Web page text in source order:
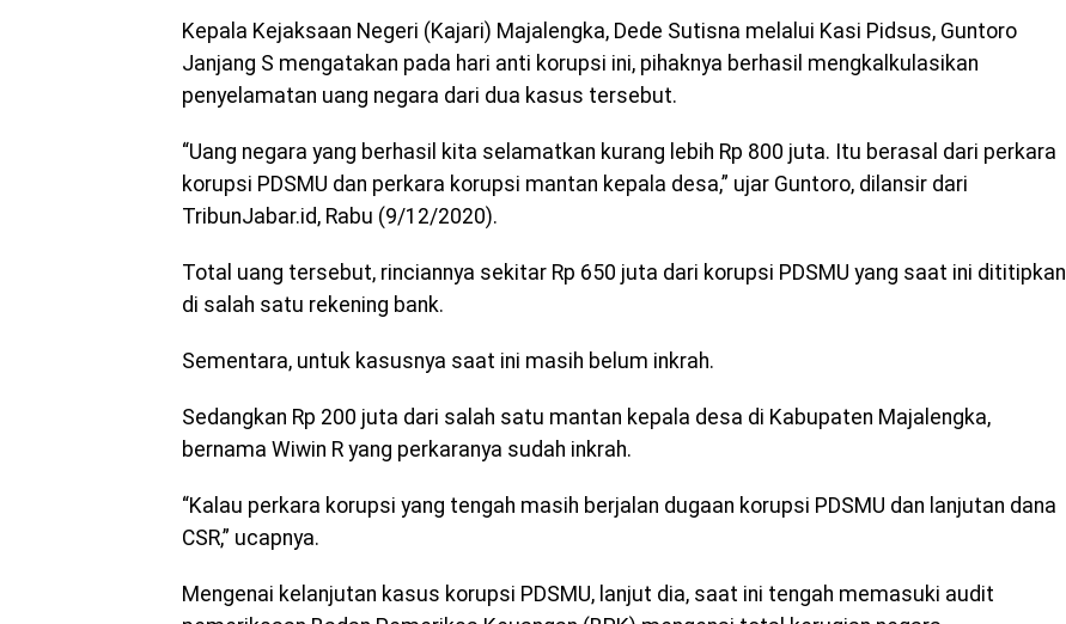
Kepala Kejaksaan Negeri (Kajari) Majalengka, Dede Sutisna melalui Kasi Pidsus, Guntoro
Janjang S mengatakan pada hari anti korupsi ini, pihaknya berhasil mengkalkulasikan
penyelamatan uang negara dari dua kasus tersebut.
“Uang negara yang berhasil kita selamatkan kurang lebih Rp 800 juta. Itu berasal dari perkara
korupsi PDSMU dan perkara korupsi mantan kepala desa,” ujar Guntoro, dilansir dari
TribunJabar.id, Rabu (9/12/2020).
Total uang tersebut, rinciannya sekitar Rp 650 juta dari korupsi PDSMU yang saat ini dititipkan
di salah satu rekening bank.
Sementara, untuk kasusnya saat ini masih belum inkrah.
Sedangkan Rp 200 juta dari salah satu mantan kepala desa di Kabupaten Majalengka,
bernama Wiwin R yang perkaranya sudah inkrah.
“Kalau perkara korupsi yang tengah masih berjalan dugaan korupsi PDSMU dan lanjutan dana
CSR,” ucapnya.
Mengenai kelanjutan kasus korupsi PDSMU, lanjut dia, saat ini tengah memasuki audit